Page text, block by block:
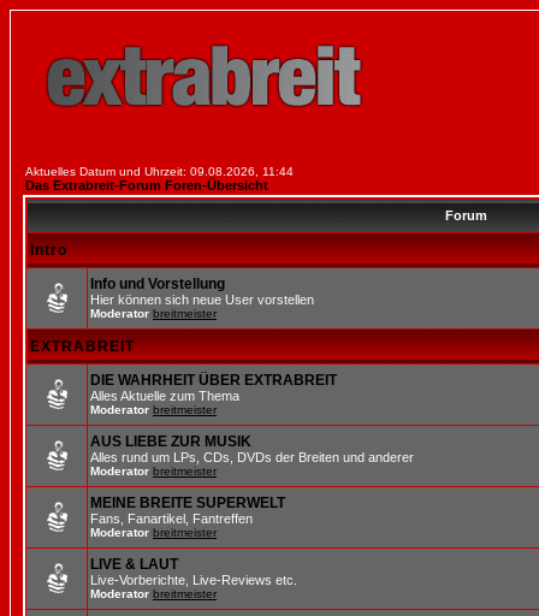
Aktuelles Datum und Uhrzeit: 09.08.2026, 11:44
Das Extrabreit-Forum Foren-Übersicht
Forum
Intro
Info und Vorstellung
Hier können sich neue User vorstellen
Moderator breitmeister
EXTRABREIT
DIE WAHRHEIT ÜBER EXTRABREIT
Alles Aktuelle zum Thema
Moderator breitmeister
AUS LIEBE ZUR MUSIK
Alles rund um LPs, CDs, DVDs der Breiten und anderer
Moderator breitmeister
MEINE BREITE SUPERWELT
Fans, Fanartikel, Fantreffen
Moderator breitmeister
LIVE & LAUT
Live-Vorberichte, Live-Reviews etc.
Moderator breitmeister